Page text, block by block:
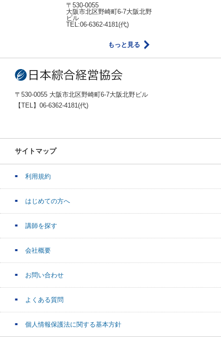
〒530-0055
大阪市北区野崎町6-7大阪北野
ビル
TEL:06-6362-4181(代)
もっと見る
〒530-0055 大阪市北区野崎町6-7大阪北野ビル
【TEL】06-6362-4181(代)
サイトマップ
利用規約
はじめての方へ
講師を探す
会社概要
お問い合わせ
よくある質問
個人情報保護法に関する基本方針